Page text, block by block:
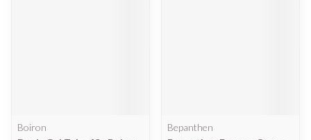
Boiron
Bepanthen